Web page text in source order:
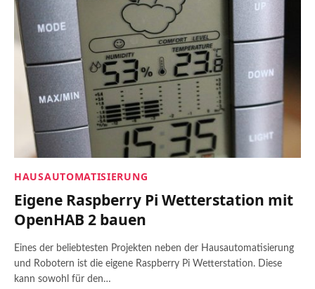
HAUSAUTOMATISIERUNG
Eigene Raspberry Pi Wetterstation mit
OpenHAB 2 bauen
Eines der beliebtesten Projekten neben der Hausautomatisierung
und Robotern ist die eigene Raspberry Pi Wetterstation. Diese
kann sowohl für den…